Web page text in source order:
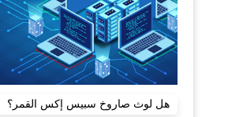
هل لوث صاروخ سبيس إكس القمر؟